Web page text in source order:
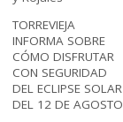
TORREVIEJA
INFORMA SOBRE
CÓMO DISFRUTAR
CON SEGURIDAD
DEL ECLIPSE SOLAR
DEL 12 DE AGOSTO